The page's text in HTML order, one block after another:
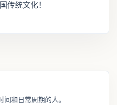
传统文化！
和日常周期的人。